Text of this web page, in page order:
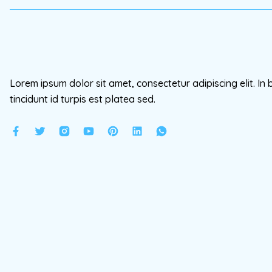
Lorem ipsum dolor sit amet, consectetur adipiscing elit. In
tincidunt id turpis est platea sed.